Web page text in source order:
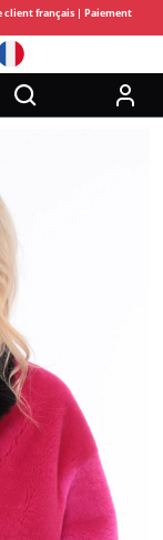
client français | Paiement